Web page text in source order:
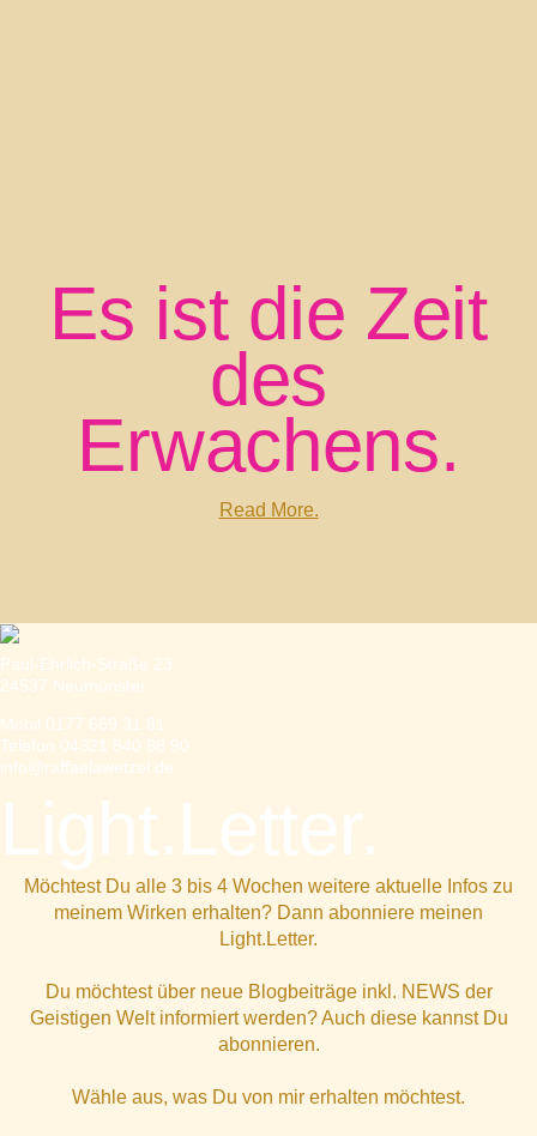
Es ist die Zeit
des
Erwachens.
Read More.
Paul-Ehrlich-Straße 23
24537 Neumünster
Mobil 0177 669 31 81
Telefon 04321 840 88 90
info@raffaelawetzel.de
Light.Letter.
Möchtest Du alle 3 bis 4 Wochen weitere aktuelle Infos zu
meinem Wirken erhalten? Dann abonniere meinen
Light.Letter.
Du möchtest über neue Blogbeiträge inkl. NEWS der
Geistigen Welt informiert werden? Auch diese kannst Du
abonnieren.
Wähle aus, was Du von mir erhalten möchtest.